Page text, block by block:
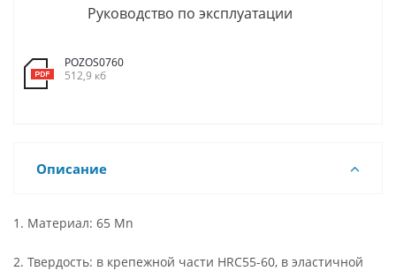
Руководство по эксплуатации
POZOS0760
512,9 кб
Описание
1. Материал: 65 Mn
2. Твердость: в крепежной части HRC55-60, в эластичной